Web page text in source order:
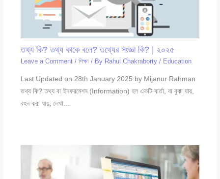
তথ্য কি? তথ্য কাকে বলে? তথ্যের সংজ্ঞা কি? | ২০২৫
Leave a Comment / শিক্ষা/ By Rahul Chakraborty / Education
Last Updated on 28th January 2025 by Mijanur Rahman
তথ্য কি? তথ্য বা ইনফরমেশন (Information) হল একটি বার্তা, যা বুঝা যায়,
বহন করা যায়, লেখা…